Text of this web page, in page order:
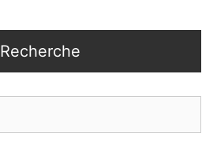
Recherche